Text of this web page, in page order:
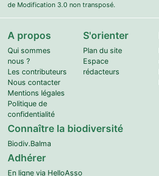
de Modification 3.0 non transposé.
A propos
Qui sommes
nous ?
Les contributeurs
Nous contacter
Mentions légales
Politique de
confidentialité
S'orienter
Plan du site
Espace
rédacteurs
Connaître la biodiversité
Biodiv.Balma
Adhérer
En ligne via HelloAsso